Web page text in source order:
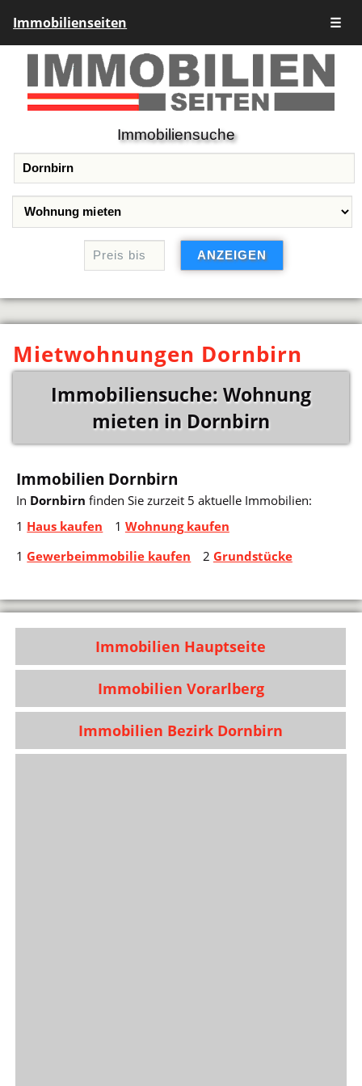
Immobilienseiten ☰
Immobiliensuche
Mietwohnungen Dornbirn
Immobiliensuche: Wohnung
mieten in Dornbirn
Immobilien Dornbirn
In Dornbirn finden Sie zurzeit 5 aktuelle Immobilien:
1 Haus kaufen 1 Wohnung kaufen
1Gewerbeimmobilie kaufen 2 Grundstücke
Immobilien Hauptseite
Immobilien Vorarlberg
Immobilien Bezirk Dornbirn